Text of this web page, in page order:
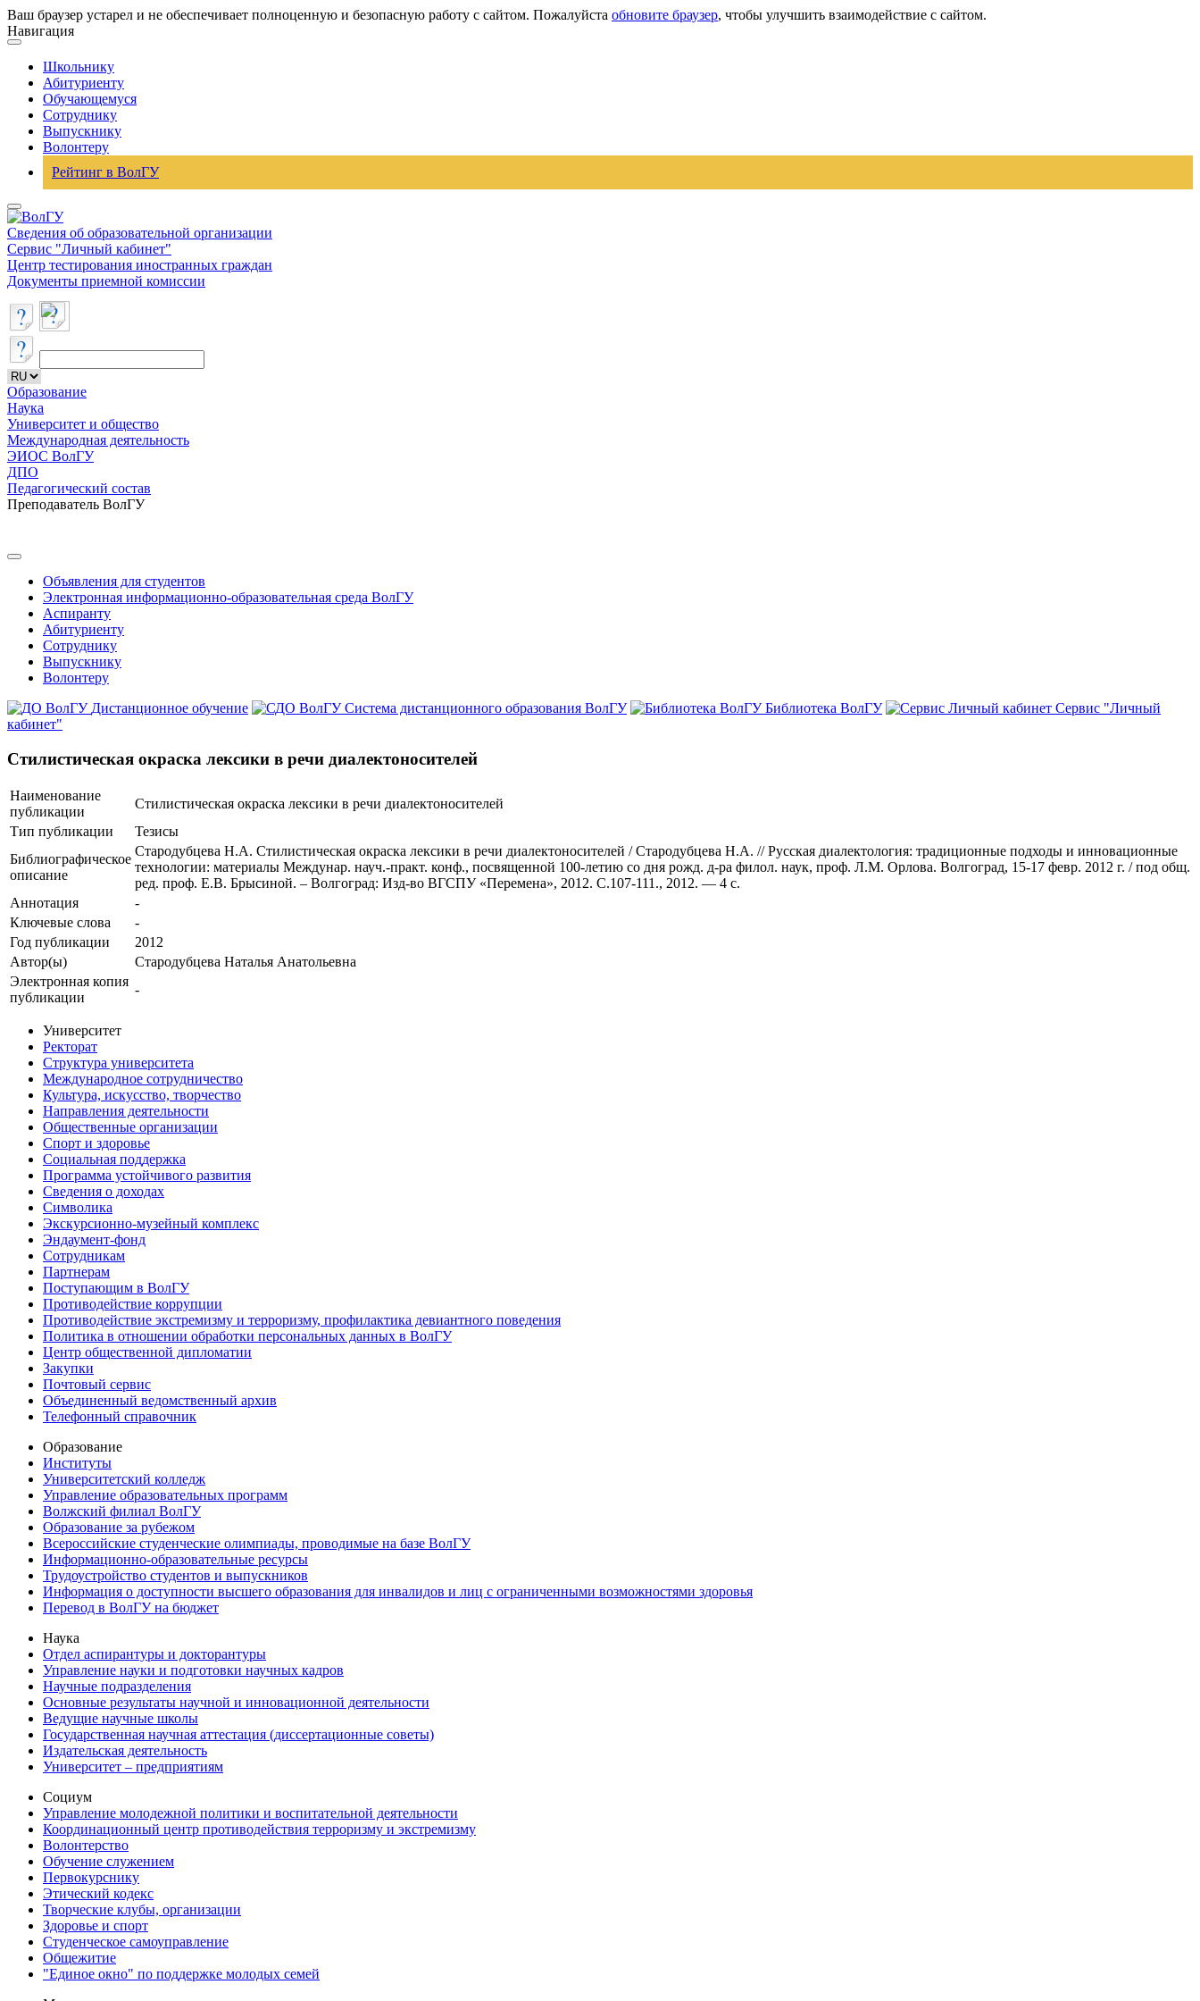
Ваш браузер устарел и не обеспечивает полноценную и безопасную работу с сайтом. Пожалуйста обновите браузер, чтобы улучшить взаимодействие с сайтом.
Навигация
Школьнику
Абитуриенту
Обучающемуся
Сотруднику
Выпускнику
Волонтеру
Рейтинг в ВолГУ
Сведения об образовательной организации
Сервис "Личный кабинет"
Центр тестирования иностранных граждан
Документы приемной комиссии
Образование
Наука
Университет и общество
Международная деятельность
ЭИОС ВолГУ
ДПО
Педагогический состав
Преподаватель ВолГУ
Объявления для студентов
Электронная информационно-образовательная среда ВолГУ
Аспиранту
Абитуриенту
Сотруднику
Выпускнику
Волонтеру
Дистанционное обучение
Система дистанционного образования ВолГУ Библиотека ВолГУ
Сервис "Личный
кабинет"
Cтилистическая окраска лексики в речи диалектоносителей
Наименование
публикации
Cтилистическая окраска лексики в речи диалектоносителей
Тип публикации
Тезисы
Библиографическое
описание
Стародубцева Н.А. Cтилистическая окраска лексики в речи диалектоносителей / Стародубцева Н.А. // Русская диалектология: традиционные подходы и инновационные
технологии: материалы Междунар. науч.-практ. конф., посвященной 100-летию со дня рожд. д-ра филол. наук, проф. Л.М. Орлова. Волгоград, 15-17 февр. 2012 г. / под общ.
ред. проф. Е.В. Брысиной. – Волгоград: Изд-во ВГСПУ «Перемена», 2012. С.107-111., 2012. — 4 с.
Аннотация
-
Ключевые cлова
-
Год публикации
2012
Автор(ы)
Стародубцева Наталья Анатольевна
Электронная копия
публикации
-
Университет
Ректорат
Структура университета
Международное сотрудничество
Культура, искусство, творчество
Направления деятельности
Общественные организации
Спорт и здоровье
Социальная поддержка
Программа устойчивого развития
Сведения о доходах
Символика
Экскурсионно-музейный комплекс
Эндаумент-фонд
Сотрудникам
Партнерам
Поступающим в ВолГУ
Противодействие коррупции
Противодействие экстремизму и терроризму, профилактика девиантного поведения
Политика в отношении обработки персональных данных в ВолГУ
Центр общественной дипломатии
Закупки
Почтовый сервис
Объединенный ведомственный архив
Телефонный справочник
Образование
Институты
Университетский колледж
Управление образовательных программ
Волжский филиал ВолГУ
Образование за рубежом
Всероссийские студенческие олимпиады, проводимые на базе ВолГУ
Информационно-образовательные ресурсы
Трудоустройство студентов и выпускников
Информация о доступности высшего образования для инвалидов и лиц с ограниченными возможностями здоровья
Перевод в ВолГУ на бюджет
Наука
Отдел аспирантуры и докторантуры
Управление науки и подготовки научных кадров
Научные подразделения
Основные результаты научной и инновационной деятельности
Ведущие научные школы
Государственная научная аттестация (диссертационные советы)
Издательская деятельность
Университет – предприятиям
Социум
Управление молодежной политики и воспитательной деятельности
Координационный центр противодействия терроризму и экстремизму
Волонтерство
Обучение служением
Первокурснику
Этический кодекс
Творческие клубы, организации
Здоровье и спорт
Студенческое самоуправление
Общежитие
"Единое окно" по поддержке молодых семей